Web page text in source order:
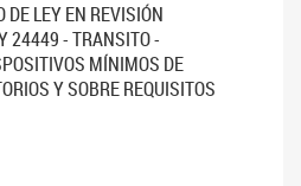
LEY EN REVISIÓN
24449 - TRANSITO -
MÍNIMOS DE
Y SOBRE REQUISITOS